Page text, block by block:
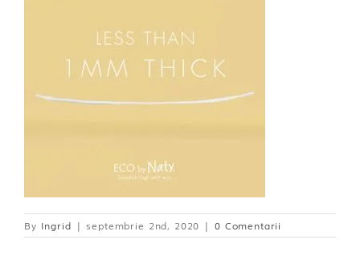
By Ingrid | septembrie 2nd, 2020 | 0 Comentarii